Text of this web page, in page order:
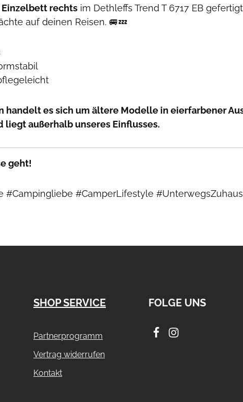
Einzelbett rechts im Dethleffs Trend T 6717 EB
auf deinen Reisen. 🚐💤
es sich um ältere Modelle in eierfarbener
außerhalb unseres Einflusses.
geht!
#Campingliebe #CamperLifestyle
SHOP SERVICE
Partnerprogramm
Vertrag widerrufen
Kontakt
FOLGE UNS